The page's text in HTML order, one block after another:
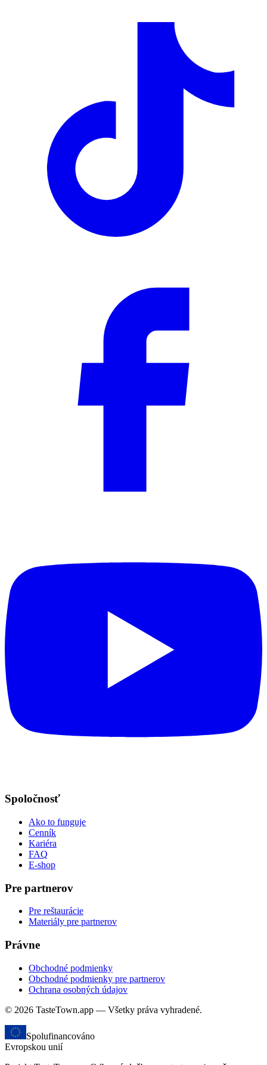
Spoločnosť
Ako to funguje
Cenník
Kariéra
FAQ
E-shop
Pre partnerov
Pre reštaurácie
Materiály pre partnerov
Právne
Obchodné podmienky
Obchodné podmienky pre partnerov
Ochrana osobných údajov
© 2026 TasteTown.app — Všetky práva vyhradené.
Spolufinancováno
Evropskou unií